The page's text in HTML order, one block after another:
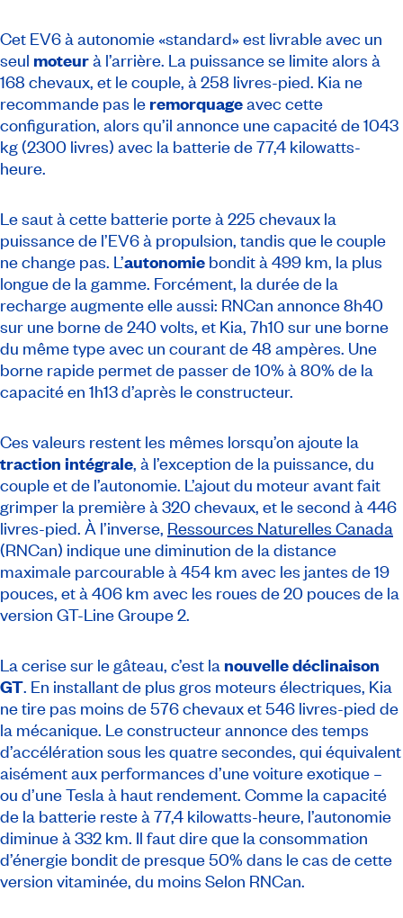
Cet EV6 à autonomie «standard» est livrable avec un
seul moteurà l’arrière. La puissance se limite alors à
168 chevaux, et le couple, à 258 livres-pied. Kia ne
recommande pas le remorquageavec cette
configuration, alors qu’il annonce une capacité de 1043
kg (2300 livres) avec la batterie de 77,4 kilowatts-
heure.
Le saut à cette batterie porte à 225 chevaux la
puissance de l’EV6 à propulsion, tandis que le couple
ne change pas. L’autonomie bondit à 499 km, la plus
longue de la gamme. Forcément, la durée de la
recharge augmente elle aussi: RNCan annonce 8h40
sur une borne de 240 volts, et Kia, 7h10 sur une borne
du même type avec un courant de 48 ampères. Une
borne rapide permet de passer de 10% à 80% de la
capacité en 1h13 d’après le constructeur.
Ces valeurs restent les mêmes lorsqu’on ajoute la
traction intégrale, à l’exception de la puissance, du
couple et de l’autonomie. L’ajout du moteur avant fait
grimper la première à 320 chevaux, et le second à 446
livres-pied. À l’inverse, Ressources Naturelles Canada
(RNCan) indique une diminution de la distance
maximale parcourable à 454 km avec les jantes de 19
pouces, et à 406 km avec les roues de 20 pouces de la
version GT-Line Groupe 2.
La cerise sur le gâteau, c’est la nouvelle déclinaison
GT. En installant de plus gros moteurs électriques, Kia
ne tire pas moins de 576 chevaux et 546 livres-pied de
la mécanique. Le constructeur annonce des temps
d’accélération sous les quatre secondes, qui équivalent
aisément aux performances d’une voiture exotique –
ou d’une Tesla à haut rendement. Comme la capacité
de la batterie reste à 77,4 kilowatts-heure, l’autonomie
diminue à 332 km. Il faut dire que la consommation
d’énergie bondit de presque 50% dans le cas de cette
version vitaminée, du moins Selon RNCan.